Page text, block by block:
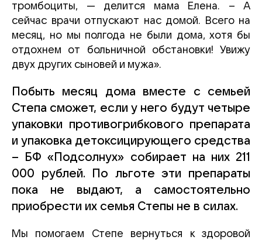
тромбоциты, — делится мама Елена. – А
сейчас врачи отпускают нас домой. Всего на
месяц, но мы полгода не были дома, хотя бы
отдохнем от больничной обстановки! Увижу
двух других сыновей и мужа».
Побыть месяц дома вместе с семьей
Степа сможет, если у него будут четыре
упаковки противогрибкового препарата
и упаковка детоксицирующего средства
– БФ «Подсолнух» собирает на них 211
000 рублей. По льготе эти препараты
пока не выдают, а самостоятельно
приобрести их семья Степы не в силах.
Мы помогаем Степе вернуться к здоровой